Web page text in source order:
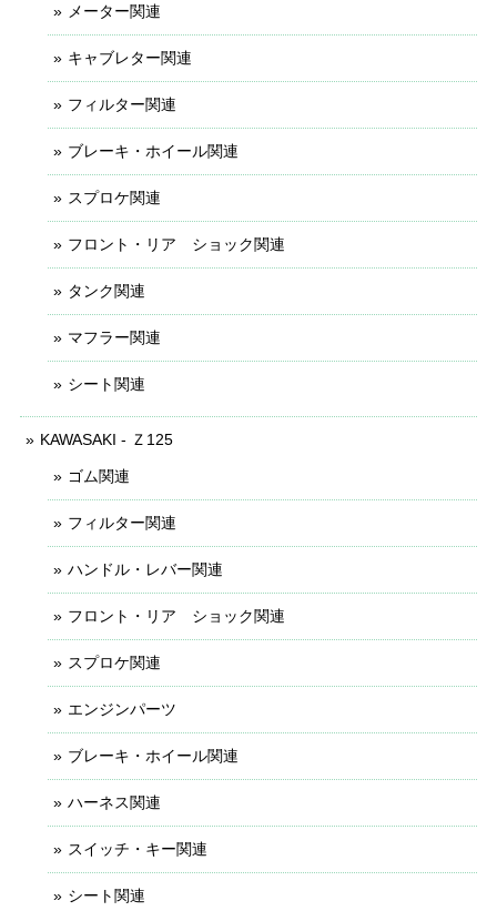
メーター関連
キャブレター関連
フィルター関連
ブレーキ・ホイール関連
スプロケ関連
フロント・リア ショック関連
タンク関連
マフラー関連
シート関連
KAWASAKI - Ｚ125
ゴム関連
フィルター関連
ハンドル・レバー関連
フロント・リア ショック関連
スプロケ関連
エンジンパーツ
ブレーキ・ホイール関連
ハーネス関連
スイッチ・キー関連
シート関連